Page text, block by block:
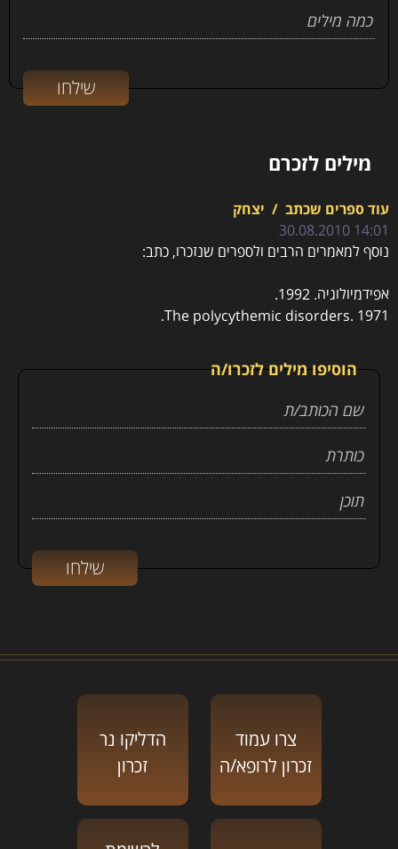
מילים לזכרם
עוד ספרים שכתב / יצחק
14:01 30.08.2010
נוסף למאמרים הרבים ולספרים שנזכרו, כתב:
אפידמיולוגיה. 1992.
The polycythemic disorders. 1971.
הוסיפו מילים לזכרו/ה
צרו עמוד
זכרון לרופא/ה
הדליקו נר
זכרון